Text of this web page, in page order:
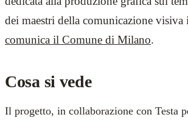
dei maestri della comunicazione visiva
comunica il Comune di Milano.
Cosa si vede
Il progetto, in collaborazione con Testa